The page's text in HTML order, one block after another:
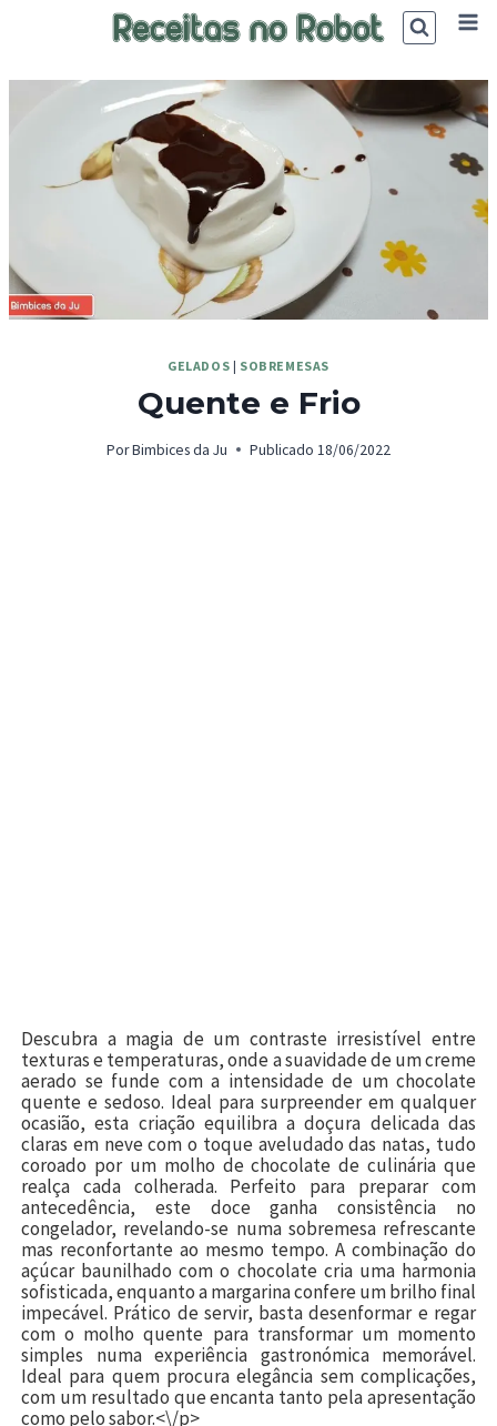
GELADOS | SOBREMESAS
Quente e Frio
PorBimbices da Ju Publicado 18/06/2022
Descubra a magia de um contraste irresistível entre
texturas e temperaturas, onde a suavidade de um creme
aerado se funde com a intensidade de um chocolate
quente e sedoso. Ideal para surpreender em qualquer
ocasião, esta criação equilibra a doçura delicada das
claras em neve com o toque aveludado das natas, tudo
coroado por um molho de chocolate de culinária que
realça cada colherada. Perfeito para preparar com
antecedência, este doce ganha consistência no
congelador, revelando-se numa sobremesa refrescante
mas reconfortante ao mesmo tempo. A combinação do
açúcar baunilhado com o chocolate cria uma harmonia
sofisticada, enquanto a margarina confere um brilho final
impecável. Prático de servir, basta desenformar e regar
com o molho quente para transformar um momento
simples numa experiência gastronómica memorável.
Ideal para quem procura elegância sem complicações,
com um resultado que encanta tanto pela apresentação
como pelo sabor.<\/p>